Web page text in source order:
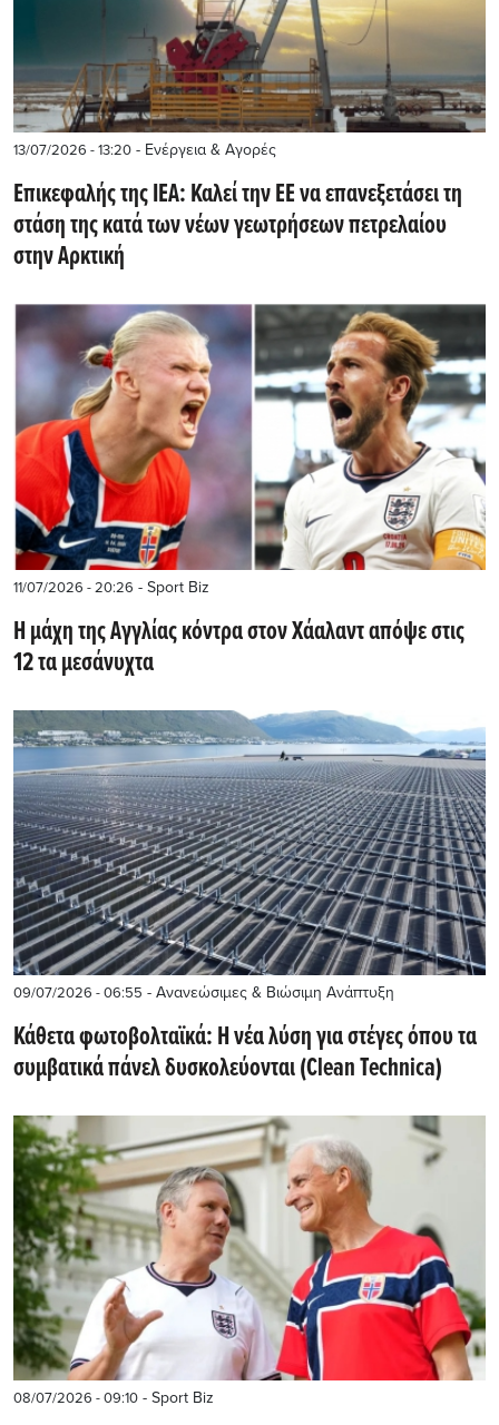
13/07/2026 - 13:20 - Ενέργεια & Αγορές
Επικεφαλής της IEA: Καλεί την ΕΕ να επανεξετάσει τη
στάση της κατά των νέων γεωτρήσεων πετρελαίου
στην Αρκτική
11/07/2026 - 20:26 - Sport Biz
H μάχη της Αγγλίας κόντρα στον Χάαλαντ απόψε στις
12 τα μεσάνυχτα
09/07/2026 - 06:55 - Ανανεώσιμες & Βιώσιμη Ανάπτυξη
Κάθετα φωτοβολταϊκά: Η νέα λύση για στέγες όπου τα
συμβατικά πάνελ δυσκολεύονται (Clean Technica)
08/07/2026 - 09:10 - Sport Biz